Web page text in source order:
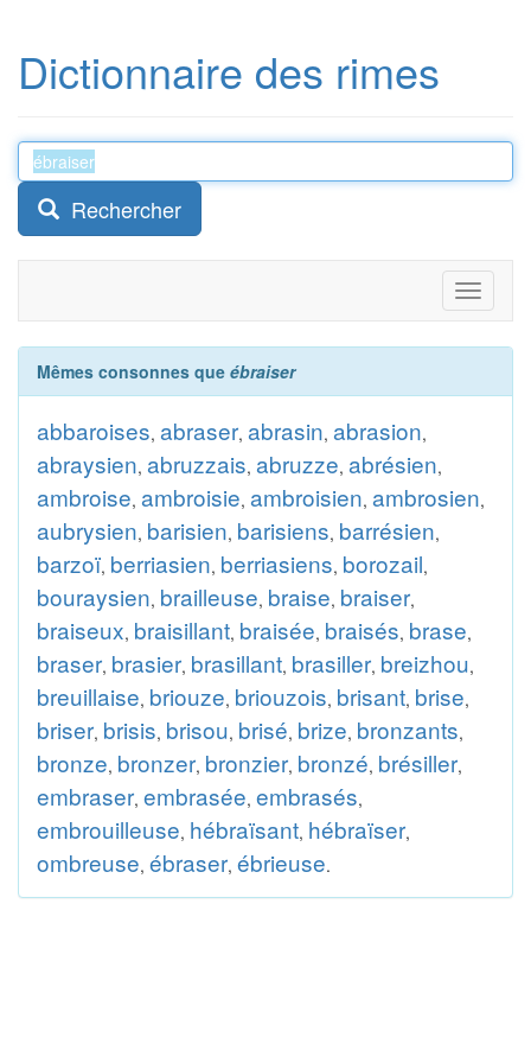
Dictionnaire des rimes
Rechercher
Toggle
Mêmes consonnes que ébraiser
abbaroises, abraser, abrasin, abrasion,
abraysien, abruzzais, abruzze, abrésien,
ambroise, ambroisie, ambroisien, ambrosien,
aubrysien, barisien, barisiens, barrésien,
barzoï, berriasien, berriasiens, borozail,
bouraysien, brailleuse, braise, braiser,
braiseux, braisillant, braisée, braisés, brase,
braser, brasier, brasillant, brasiller, breizhou,
breuillaise, briouze, briouzois, brisant, brise,
briser, brisis, brisou, brisé, brize, bronzants,
bronze, bronzer, bronzier, bronzé, brésiller,
embraser, embrasée, embrasés,
embrouilleuse, hébraïsant, hébraïser,
ombreuse, ébraser, ébrieuse.